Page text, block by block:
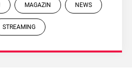
MAGAZIN NEWS
STREAMING